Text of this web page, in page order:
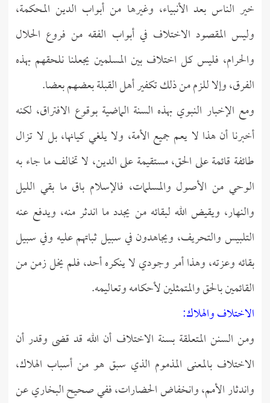
خير الناس بعد الأنبياء، وغيرها من أبواب الدين المحكمة،
وليس المقصود الاختلاف في أبواب الفقه من فروع الحلال
والحرام، فليس كل اختلاف بين المسلمين يجعلنا نلحقهم بهذه
الفرق، وإلا للزم من ذلك تكفير أهل القبلة بعضهم بعضا.
ومع الإخبار النبوي بهذه السنة الماضية بوقوع الافتراق، لكنه
أخبرنا أن هذا لا يعم جميع الأمة، ولا يلغي كيانها، بل لا تزال
طائفة قائمة على الحق، مستقيمة على الدين، لا تخالف ما جاء به
الوحي من الأصول والمسلمات، فالإسلام باق ما بقي الليل
والنهار، ويقيض الله لبقائه من يجدد ما اندثر منه، ويدفع عنه
التلبيس والتحريف، ويجاهدون في سبيل ثباتهم عليه وفي سبيل
بقائه وعزته، وهذا أمر وجودي لا ينكره أحد، فلم يخل زمن من
القائمين بالحق والمتمثلين لأحكامه وتعاليمه.
الاختلاف والهلاك:
ومن السنن المتعلقة بسنة الاختلاف أن الله قد قضى وقدر أن
الاختلاف بالمعنى المذموم الذي سبق هو من أسباب الهلاك،
واندثار الأمم، وانخفاض الحضارات، ففي صحيح البخاري عن